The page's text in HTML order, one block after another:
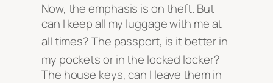
Now, the emphasis is on theft. But
can I keep all my luggage with me at
all times?The passport, is it better in
my pockets or in the locked locker?
The house keys, can I leave them in